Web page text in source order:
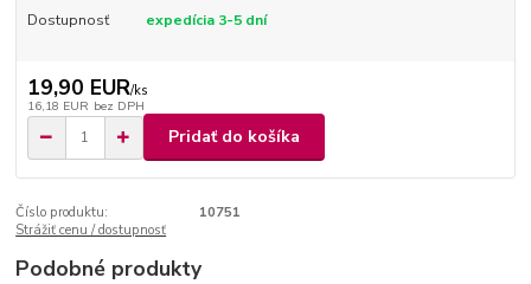
Dostupnosť expedícia 3-5 dní
19,90 EUR/ks
16,18 EUR bez DPH
Pridať do košíka
Číslo produktu:
10751
Strážiť cenu / dostupnosť
Podobné produkty